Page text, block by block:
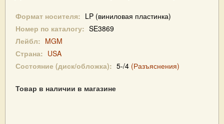
Формат носителя: LP (виниловая пластинка)
Номер по каталогу: SE3869
Лейбл: MGM
Страна: USA
Состояние (диск/обложка): 5-/4 (Разъяснения)
Товар в наличии в магазине